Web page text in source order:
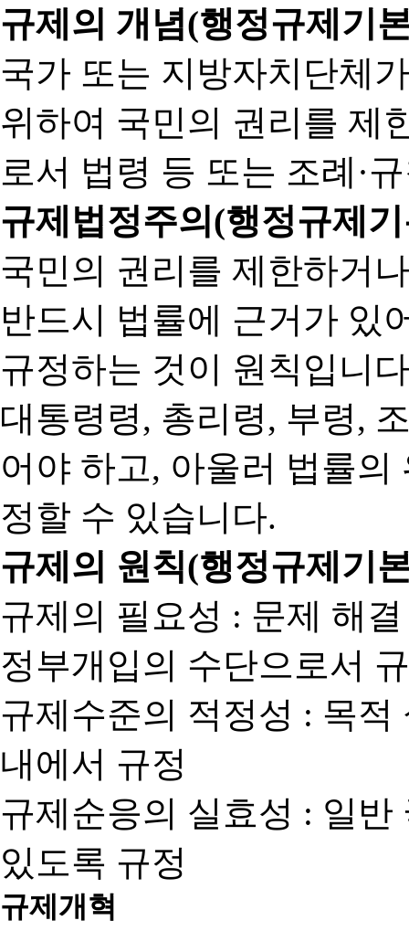
규제의 개념(행정규제기
국가 또는 지방자치단체
위하여 국민의 권리를 제
로서 법령 등 또는 조례·
규제법정주의(행정규제
국민의 권리를 제한하거
반드시 법률에 근거가 있
규정하는 것이 원칙입니
대통령령, 총리령, 부령,
어야 하고, 아울러 법률
정할 수 있습니다.
규제의 원칙(행정규제기
규제의 필요성 : 문제 해
정부개입의 수단으로서
규제수준의 적정성 : 목
내에서 규정
규제순응의 실효성 : 일
있도록 규정
규제개혁